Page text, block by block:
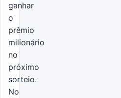
ganhar
o
prêmio
milionário
no
próximo
sorteio.
No